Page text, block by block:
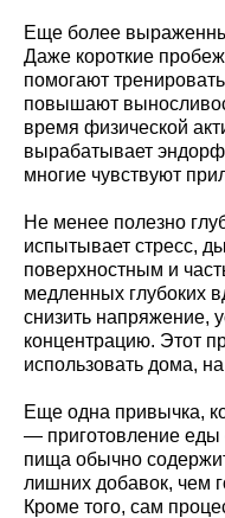
Еще более
Даже короткие
помогают
повышают
время физической
вырабатывает
многие чувствуют
Не менее полезно
испытывает стресс,
поверхностным и
медленных глубоких
снизить напряжение,
концентрацию. Этот
использовать дома,
Еще одна привычка,
— приготовление
пища обычно
лишних добавок, чем
Кроме того, сам